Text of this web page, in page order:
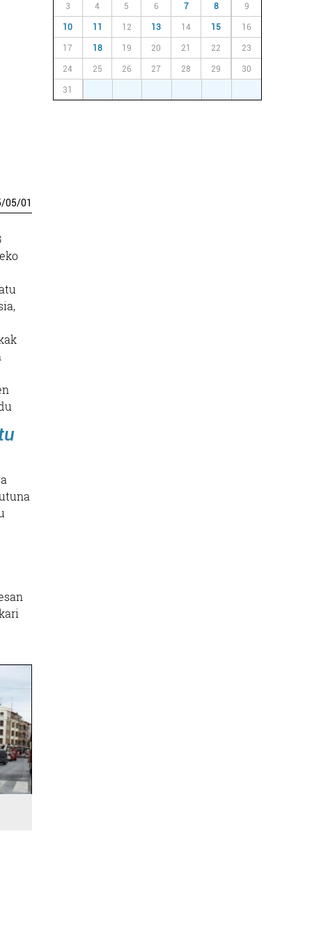
/05/01
3 4 5 6 7 8 9
10 11 12 13 14 15 16
17 18 19 20 21 22 23
24 25 26 27 28 29 30
31